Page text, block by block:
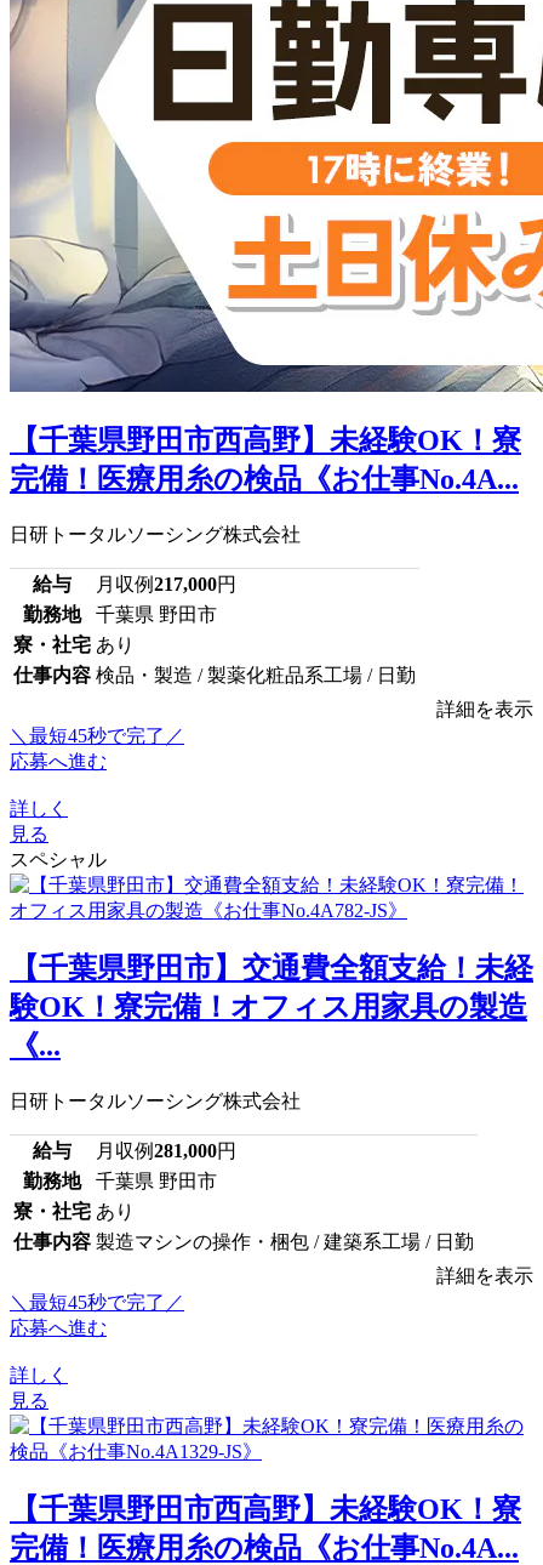
【千葉県野田市西高野】未経験OK！寮
完備！医療用糸の検品《お仕事No.4A...
日研トータルソーシング株式会社
給与 月収例217,000円
勤務地
千葉県 野田市
寮・社宅 あり
仕事内容 検品・製造 / 製薬化粧品系工場 / 日勤
詳細を表示
＼最短45秒で完了／
応募へ進む
詳しく
見る
スペシャル
【千葉県野田市】交通費全額支給！未経
験OK！寮完備！オフィス用家具の製造
《...
日研トータルソーシング株式会社
給与 月収例281,000円
勤務地
千葉県 野田市
寮・社宅 あり
仕事内容 製造マシンの操作・梱包 / 建築系工場 / 日勤
詳細を表示
＼最短45秒で完了／
応募へ進む
詳しく
見る
【千葉県野田市西高野】未経験OK！寮
完備！医療用糸の検品《お仕事No.4A...